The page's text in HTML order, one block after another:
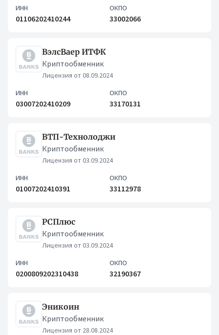
ИНН
01106202410244
ОКПО
33002066
ВэлсВаер ИТФК
Криптообменник
Лицензия от 08.09.2024
ИНН
03007202410209
ОКПО
33170131
ВТП-Технолоджи
Криптообменник
Лицензия от 03.09.2024
ИНН
01007202410391
ОКПО
33112978
РСПлюс
Криптообменник
Лицензия от 03.09.2024
ИНН
0200809202310438
ОКПО
32190367
Эникоин
Криптообменник
Лицензия от 28.08.2024